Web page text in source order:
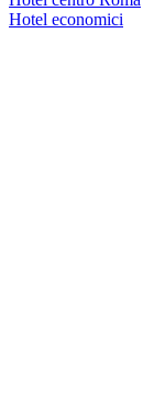
Hotel economici